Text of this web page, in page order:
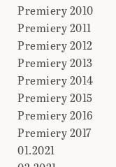
Premiery 2010
Premiery 2011
Premiery 2012
Premiery 2013
Premiery 2014
Premiery 2015
Premiery 2016
Premiery 2017
01.2021